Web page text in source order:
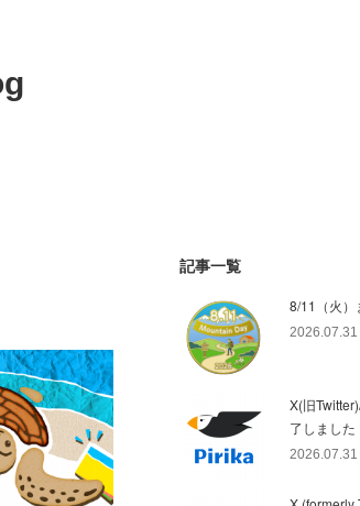
記事一覧
8/11（火
2026.07.31
X(旧
了しました
2026.07.31